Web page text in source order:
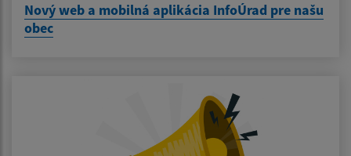
Nový web a mobilná aplikácia InfoÚrad pre našu
obec